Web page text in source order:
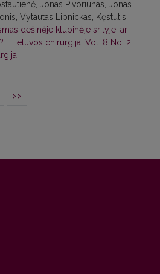
Jonas Pivoriūnas, Jonas
Vytautas Lipnickas, Kęstutis
dešinėje klubinėje srityje: ar
Lietuvos chirurgija: Vol. 8 No. 2
>>